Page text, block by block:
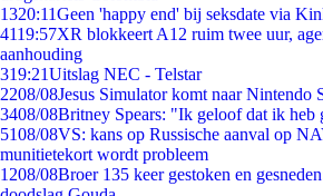
1320:11Geen 'happy end' bij seksdate via
4119:57XR blokkeert A12 ruim twee uur,
aanhouding
319:21Uitslag NEC - Telstar
2208/08Jesus Simulator komt naar Nintendo
3408/08Britney Spears: "Ik geloof dat ik heb
5108/08VS: kans op Russische aanval op
munitietekort wordt probleem
1208/08Broer 135 keer gestoken en